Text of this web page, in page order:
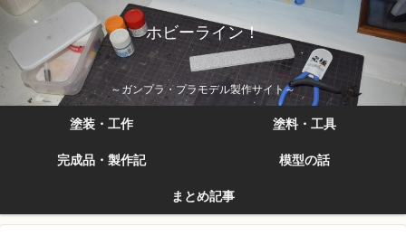
ホビーライン！
～ガンプラ・プラモデル製作サイト～
塗装・工作 塗料・工具
完成品・製作記 模型の話
まとめ記事